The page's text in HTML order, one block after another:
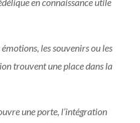
en connaissance utile
les souvenirs ou les
trouvent une place dans la
une porte, l’intégration